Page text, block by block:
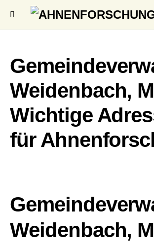
Weidenbach,
Wichtige
für
Weidenbach, M